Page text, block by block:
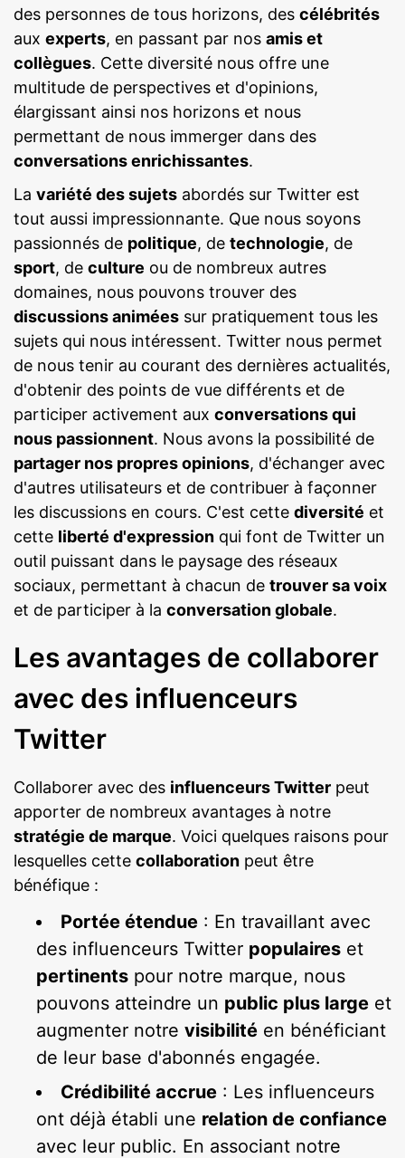
des personnes de tous horizons, des célébrités
aux experts, en passant par nos amis et
collègues. Cette diversité nous offre une
multitude de perspectives et d'opinions,
élargissant ainsi nos horizons et nous
permettant de nous immerger dans des
conversations enrichissantes.
La variété des sujets abordés sur Twitter est
tout aussi impressionnante. Que nous soyons
passionnés de politique, de technologie, de
sport, de culture ou de nombreux autres
domaines, nous pouvons trouver des
discussions animées sur pratiquement tous les
sujets qui nous intéressent. Twitter nous permet
de nous tenir au courant des dernières actualités,
d'obtenir des points de vue différents et de
participer activement aux conversations qui
nous passionnent. Nous avons la possibilité de
partager nos propres opinions, d'échanger avec
d'autres utilisateurs et de contribuer à façonner
les discussions en cours. C'est cette diversité et
cette liberté d'expression qui font de Twitter un
outil puissant dans le paysage des réseaux
sociaux, permettant à chacun de trouver sa voix
et de participer à la conversation globale.
Les avantages de collaborer
avec des influenceurs
Twitter
Collaborer avec des influenceurs Twitter peut
apporter de nombreux avantages à notre
stratégie de marque. Voici quelques raisons pour
lesquelles cette collaboration peut être
bénéfique :
Portée étendue : En travaillant avec
des influenceurs Twitter populaires et
pertinents pour notre marque, nous
pouvons atteindre un public plus large et
augmenter notre visibilité en bénéficiant
de leur base d'abonnés engagée.
Crédibilité accrue : Les influenceurs
ont déjà établi une relation de confiance
avec leur public. En associant notre